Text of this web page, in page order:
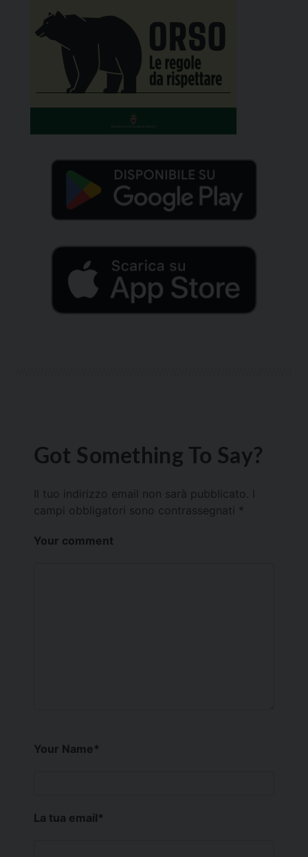
Got Something To Say?
Il tuo indirizzo email non sarà pubblicato.
campi obbligatori sono contrassegnati *
Your comment
Your Name*
La tua email*